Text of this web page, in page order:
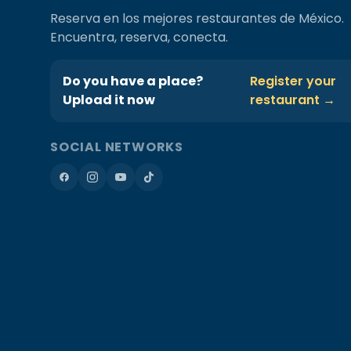
Reserva en los mejores restaurantes de México.
Encuentra, reserva, conecta.
Do you have a place?
Upload it now
Register your
restaurant →
SOCIAL NETWORKS